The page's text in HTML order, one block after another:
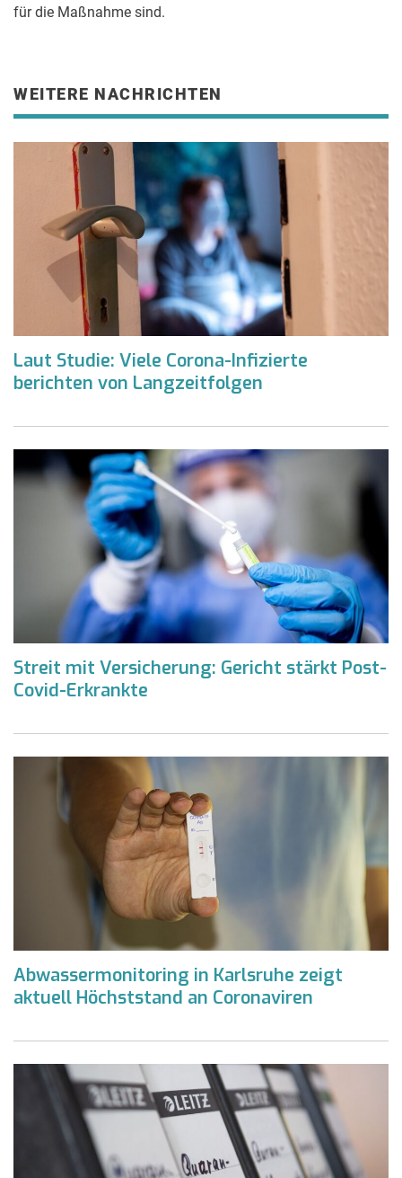
für die Maßnahme sind.
WEITERE NACHRICHTEN
Laut Studie: Viele Corona-Infizierte
berichten von Langzeitfolgen
Streit mit Versicherung: Gericht stärkt Post-
Covid-Erkrankte
Abwassermonitoring in Karlsruhe zeigt
aktuell Höchststand an Coronaviren